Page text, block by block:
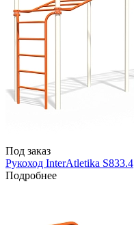
Под заказ
Рукоход InterAtletika S833.4
Подробнее